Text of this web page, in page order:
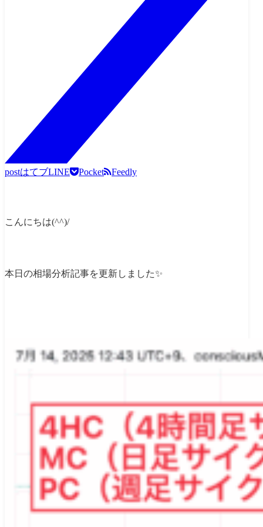
postはてブLINE Pocket Feedly
こんにちは(^^)/
本日の相場分析記事を更新しました✨